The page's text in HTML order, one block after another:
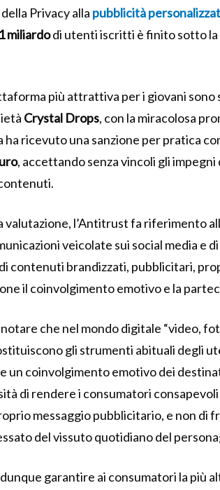
Privacy alla pubblicità
1 miliardodi utenti iscritti è finito sotto la
più attrattiva per i giovani sono
Crystal Drops, con la miracolosa
ha ricevuto una sanzione per pratica
, accettando senza vincoli gli
valutazione, l’Antitrust fa riferimento
veicolate sui social media e
contenuti brandizzati, pubblicitari,
il coinvolgimento emotivo e la
che nel mondo digitale “video,
gli strumenti abituali degli
un coinvolgimento emotivo dei
di rendere i consumatori
messaggio pubblicitario, e non di
del vissuto quotidiano del
garantire ai consumatori la più